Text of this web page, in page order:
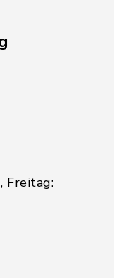
Freitag: